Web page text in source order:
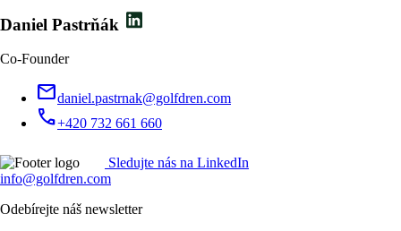
Daniel Pastrňák
Co-Founder
maildaniel.pastrnak@golfdren.com
call+420 732 661 660
Sledujte nás na LinkedIn
info@golfdren.com
Odebírejte náš newsletter